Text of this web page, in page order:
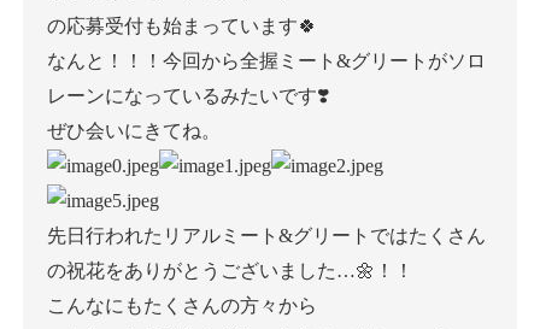
の応募受付も始まっています🍀︎
なんと！！！今回から全握ミート&グリートがソロ
レーンになっているみたいです❣️
ぜひ会いにきてね。
先日行われたリアルミート&グリートではたくさん
の祝花をありがとうございました…🌼！！
こんなにもたくさんの方々から